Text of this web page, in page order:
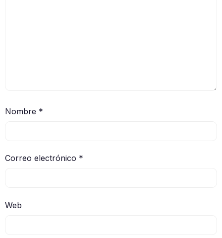
Nombre *
Correo electrónico *
Web